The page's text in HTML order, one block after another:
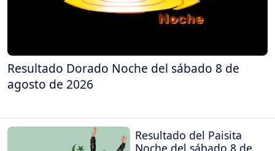
Resultado Dorado Noche del sábado 8 de
agosto de 2026
Resultado del Paisita
Noche del sábado 8 de